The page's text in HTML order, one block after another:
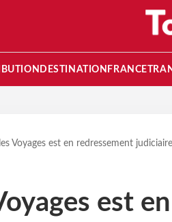
DESTINATION FRANCE
Voyages est en redressement judiciaire
est